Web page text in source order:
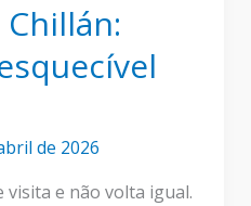
de 2026
e não volta igual.